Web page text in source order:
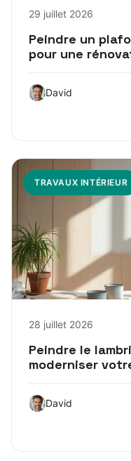
29 juillet 2026
Peindre un
pour une
David
TRAVAUX INTÉRIEUR
28 juillet 2026
Peindre le
moderniser
David